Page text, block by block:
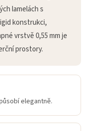
lamelách s
konstrukci,
vrstvě 0,55 mm je
prostory.
elegantně.